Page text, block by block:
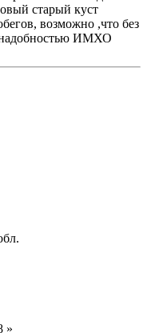
старый куст
возможно ,что без
ИМХО
»